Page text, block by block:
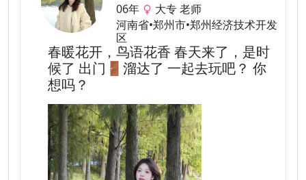
06年
大专 老师
河南省•郑州市•郑州经济技术开发
区
春暖花开，鸟语花香 春天来了，是时
候了 出门🚪溜达了 一起去玩吧？ 你
想吗？